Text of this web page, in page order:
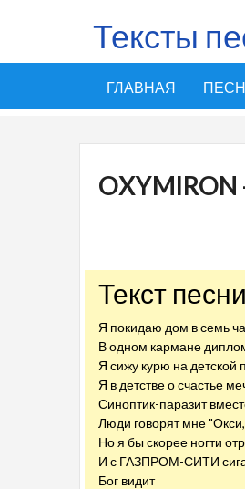
Тексты
ГЛАВНАЯ
Текст
Я покидаю дом в семь
В одном кармане
Я сижу курю на детской
Я в детстве о счастье
Синоптик-паразит
Люди говорят мне
Но я бы скорее ногти
И с ГАЗПРОМ-СИТИ
Бог видит